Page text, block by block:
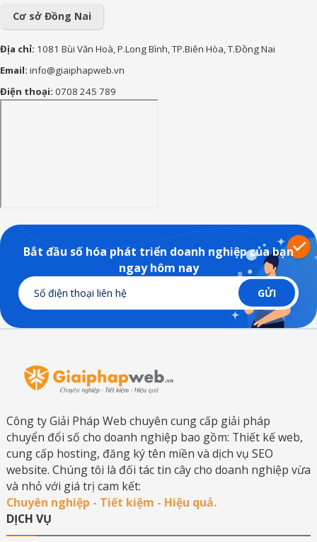
Cơ sở Đồng Nai
Địa chỉ: 1081 Bùi Văn Hoà, P.Long Bình, TP.Biên Hòa, T.Đồng Nai
Email: info@giaiphapweb.vn
Điện thoại: 0708 245 789
Bắt đầu số hóa phát triển doanh nghiệp của bạn
ngay hôm nay
Công ty Giải Pháp Web chuyên cung cấp giải pháp
chuyển đổi số cho doanh nghiệp bao gồm: Thiết kế web,
cung cấp hosting, đăng ký tên miền và dịch vụ SEO
website. Chúng tôi là đối tác tin cây cho doanh nghiệp vừa
và nhỏ với giá trị cam kết:
Chuyên nghiệp - Tiết kiệm - Hiệu quả.
DỊCH VỤ